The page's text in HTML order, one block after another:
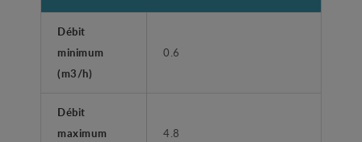
Débit
minimum
(m3/h)
0.6
Débit
maximum
4.8